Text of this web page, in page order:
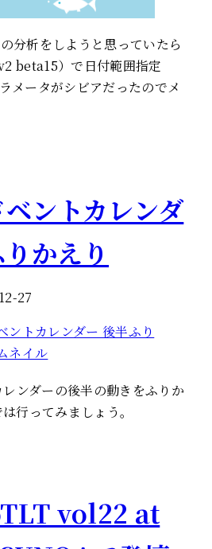
分析をしようと思っていたら
beta15）で日付範囲指定
ータがシビアだったのでメ
ントカレンダ
かえり
27
ンダーの後半の動きをふりか
行ってみましょう。
vol22 at